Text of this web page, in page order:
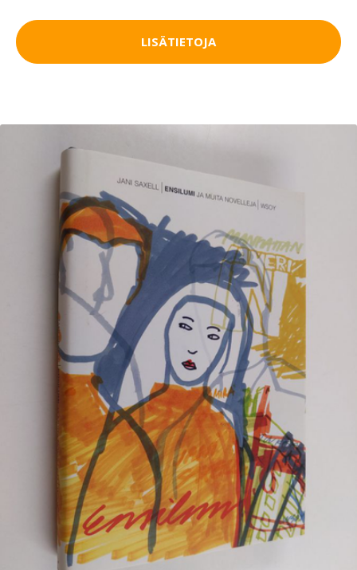
LISÄTIETOJA